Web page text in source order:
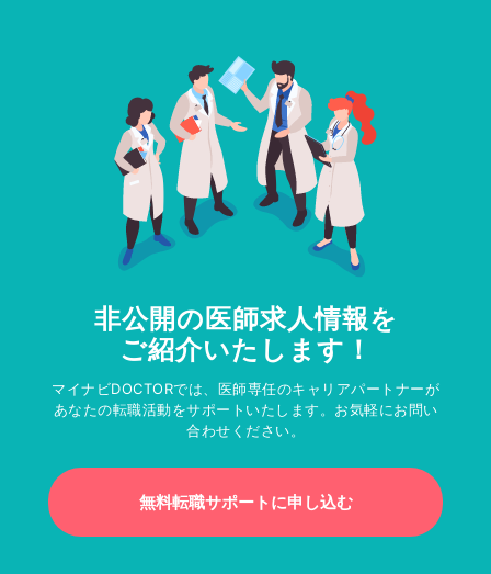
非公開の医師求人情報を
ご紹介いたします！
マイナビDOCTORでは、医師専任のキャリアパートナーが
あなたの転職活動をサポートいたします。お気軽にお問い
合わせください。
無料転職サポートに申し込む